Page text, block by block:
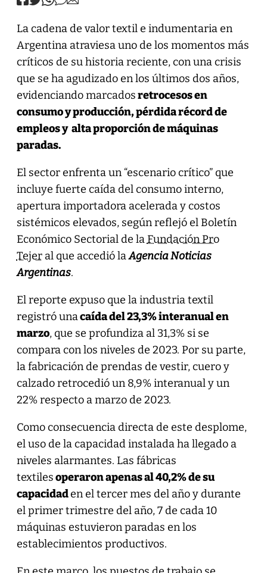
La cadena de valor textil e indumentaria en
Argentina atraviesa uno de los momentos más
críticos de su historia reciente, con una crisis
que se ha agudizado en los últimos dos años,
evidenciando marcadosretrocesos en
consumo y producción, pérdida récord de
empleos y alta proporción de máquinas
paradas.
El sector enfrenta un “escenario crítico” que
incluye fuerte caída del consumo interno,
apertura importadora acelerada y costos
sistémicos elevados, según reflejó el Boletín
Económico Sectorial de laFundación Pro
Tejeral que accedió laAgencia Noticias
Argentinas.
El reporte expuso que la industria textil
registró unacaída del 23,3% interanual en
marzo, que se profundiza al 31,3% si se
compara con los niveles de 2023. Por su parte,
la fabricación de prendas de vestir, cuero y
calzado retrocedió un 8,9% interanual y un
22% respecto a marzo de 2023.
Como consecuencia directa de este desplome,
el uso de la capacidad instalada ha llegado a
niveles alarmantes. Las fábricas
textilesoperaron apenas al 40,2% de su
capacidaden el tercer mes del año y durante
el primer trimestre del año, 7 de cada 10
máquinas estuvieron paradas en los
establecimientos productivos.